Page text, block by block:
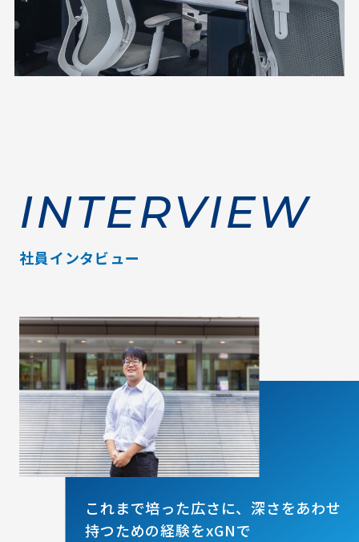
INTERVIEW
社員インタビュー
これまで培った広さに、深さをあわせ
持つための経験をxGNで